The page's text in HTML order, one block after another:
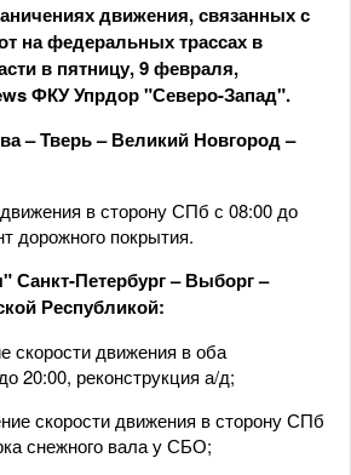
движения, связанных с
на федеральных трассах в
в пятницу, 9 февраля,
ФКУ Упрдор "Северо-Запад".
– Тверь – Великий Новгород –
в сторону СПб с 08:00 до
дорожного покрытия.
Санкт-Петербург – Выборг –
Республикой:
скорости движения в оба
20:00, реконструкция а/д;
скорости движения в сторону СПб
снежного вала у СБО;